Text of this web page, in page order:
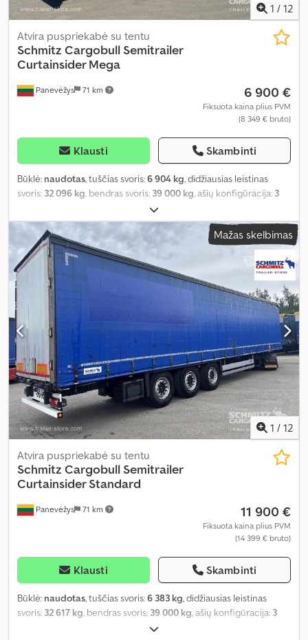
1 / 12
Panevėžys 71 km
Atvira puspriekabė su tentu
Schmitz Cargobull Semitrailer
Curtainsider Mega
6 900 €
Fiksuota kaina plius PVM
(8 349 € bruto)
Klausti Skambinti
Būklė: naudotas, tuščias svoris:6 904 kg, didžiausias leistinas
svoris: 32 096 kg, bendras svoris: 39 000 kg, ašių konfigūracija: 3
08/2017, krovimo vietos ilgis:
krovinių skyriaus plotis:2 480 mm, krovos erdvės aukštis:2 900
, krovinio erdvės tūris:97 m³ , pakaba:
, padangos dydis:
435/50 R19,5, ratų bazė:7 700 mm
, Įranga:
ABS
Mažas skelbimas
1 / 12
Panevėžys 71 km
Atvira puspriekabė su tentu
Schmitz Cargobull Semitrailer
Curtainsider Standard
11 900 €
Fiksuota kaina plius PVM
(14 399 € bruto)
Klausti Skambinti
Būklė: naudotas, tuščias svoris:6 383 kg, didžiausias leistinas
svoris: 32 617 kg, bendras svoris: 39 000 kg, ašių konfigūracija: 3
09/2020, krovimo vietos ilgis: